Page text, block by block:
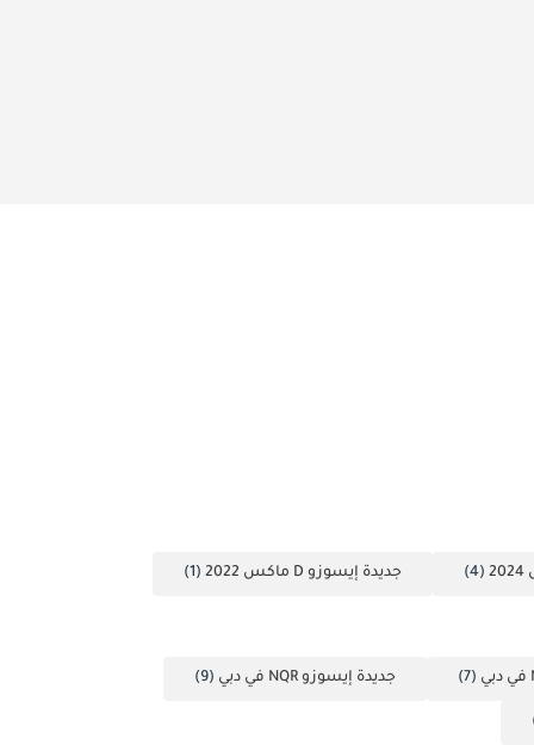
(4) جديدة إيسوزو D ماكس 2022 (1)
(7) جديدة إيسوزو NQR في دبي (9)